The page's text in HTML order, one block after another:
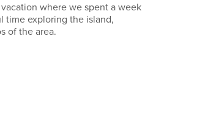
where we spent a week
time exploring the island,
of the area.